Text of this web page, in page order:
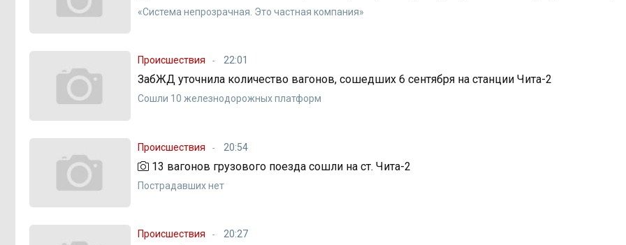
«Система непрозрачная. Это частная компания»
Происшествия 22:01
ЗабЖД уточнила количество вагонов, сошедших 6 сентября на станции Чита-2
Сошли 10 железнодорожных платформ
Происшествия 20:54
13 вагонов грузового поезда сошли на ст. Чита-2
Пострадавших нет
Происшествия 20:27